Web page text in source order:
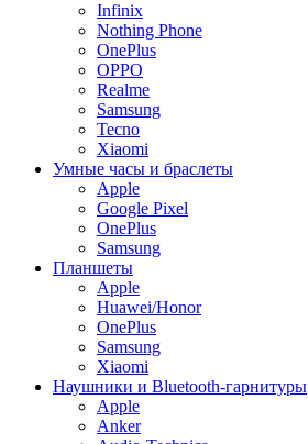
Infinix
Nothing Phone
OnePlus
OPPO
Realme
Samsung
Tecno
Xiaomi
Умные часы и браслеты
Apple
Google Pixel
OnePlus
Samsung
Планшеты
Apple
Huawei/Honor
OnePlus
Samsung
Xiaomi
Наушники и Bluetooth-гарнитуры
Apple
Anker